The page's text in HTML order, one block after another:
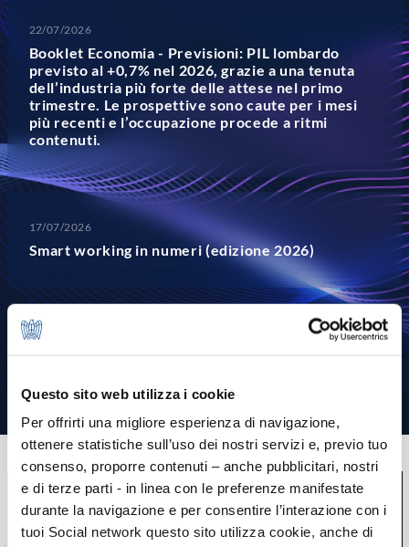
Questo sito web utilizza i cookie
Per offrirti una migliore esperienza di navigazione,
ottenere statistiche sull’uso dei nostri servizi e, previo tuo
consenso, proporre contenuti – anche pubblicitari, nostri
e di terze parti - in linea con le preferenze manifestate
durante la navigazione e per consentire l’interazione con i
tuoi Social network questo sito utilizza cookie, anche di
22/07/2026
Booklet Economia - Previsioni: PIL lombardo
previsto al +0,7% nel 2026, grazie a una tenuta
dell’industria più forte delle attese nel primo
trimestre. Le prospettive sono caute per i mesi
più recenti e l’occupazione procede a ritmi
contenuti.
17/07/2026
Smart working in numeri (edizione 2026)
15/07/2026
Osservatorio Welfare Assolombarda - Anno 2025